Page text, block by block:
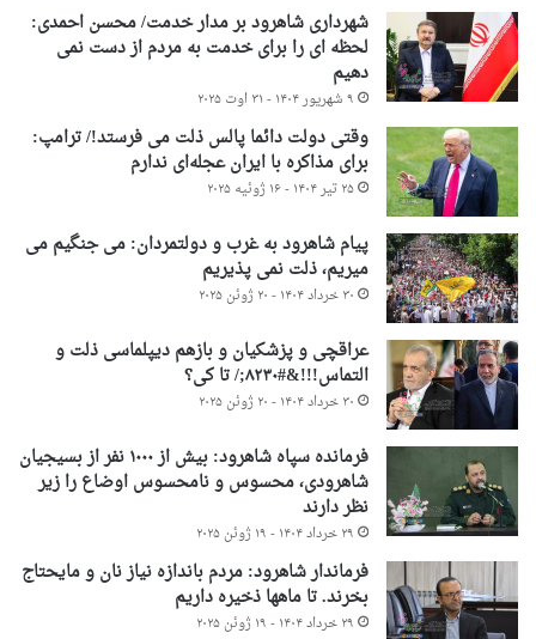
شهرداری شاهرود بر مدار خدمت/ محسن احمدی:
لحظه ای را برای خدمت به مردم از دست نمی
دهیم
۹ شهریور ۱۴۰۴ - ۳۱ اوت ۲۰۲۵
وقتی دولت دائما پالس ذلت می فرستد!/ ترامپ:
برای مذاکره با ایران عجله‌ای ندارم
۲۵ تیر ۱۴۰۴ - ۱۶ ژوئیه ۲۰۲۵
پیام شاهرود به غرب و دولتمردان: می جنگیم می
میریم، ذلت نمی پذیریم
۳۰ خرداد ۱۴۰۴ - ۲۰ ژوئن ۲۰۲۵
عراقچی و پزشکیان و بازهم دیپلماسی ذلت و
التماس!!!&#۸۲۳۰;/ تا کی؟
۳۰ خرداد ۱۴۰۴ - ۲۰ ژوئن ۲۰۲۵
فرمانده سپاه شاهرود: بیش از ۱۰۰۰ نفر از بسیجیان
شاهرودی، محسوس و نامحسوس اوضاع را زیر
نظر دارند
۲۹ خرداد ۱۴۰۴ - ۱۹ ژوئن ۲۰۲۵
فرماندار شاهرود: مردم باندازه نیاز نان و مایحتاج
بخرند. تا ماهها ذخیره داریم
۲۹ خرداد ۱۴۰۴ - ۱۹ ژوئن ۲۰۲۵